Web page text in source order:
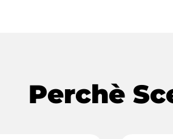
Perchè